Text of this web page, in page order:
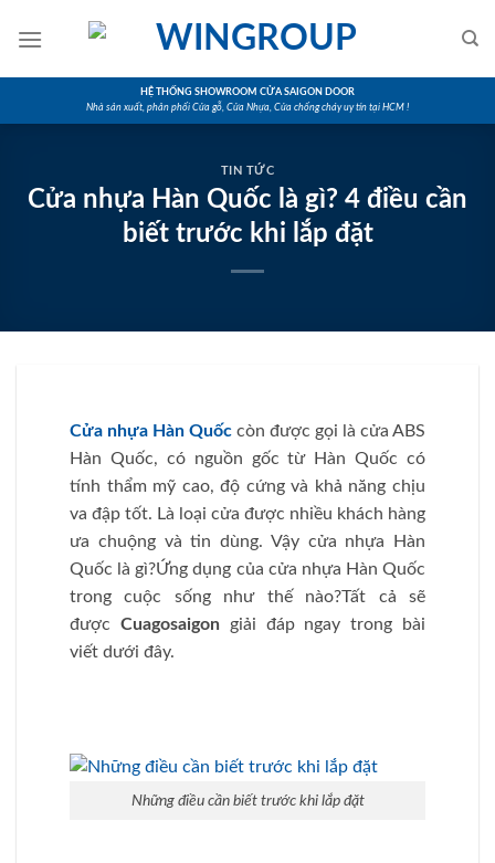
HỆ THỐNG SHOWROOM CỬA SAIGON DOOR
Nhà sản xuất, phân phối Cửa gỗ, Cửa Nhựa, Cửa chống cháy uy tín tại HCM !
TIN TỨC
Cửa nhựa Hàn Quốc là gì? 4 điều cần
biết trước khi lắp đặt
Cửa nhựa Hàn Quốc còn được gọi là cửa ABS
Hàn Quốc, có nguồn gốc từ Hàn Quốc có
tính thẩm mỹ cao, độ cứng và khả năng chịu
va đập tốt. Là loại cửa được nhiều khách hàng
ưa chuộng và tin dùng. Vậy cửa nhựa Hàn
Quốc là gì?Ứng dụng của cửa nhựa Hàn Quốc
trong cuộc sống như thế nào?Tất cả sẽ
được Cuagosaigon giải đáp ngay trong bài
viết dưới đây.
Những điều cần biết trước khi lắp đặt